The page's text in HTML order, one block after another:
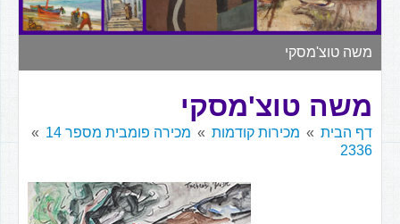
▼
משה טוצ'מסקי
משה טוצ'מסקי
דף הבית מכירות קודמות
מכירה פומבית מספר 14
2336